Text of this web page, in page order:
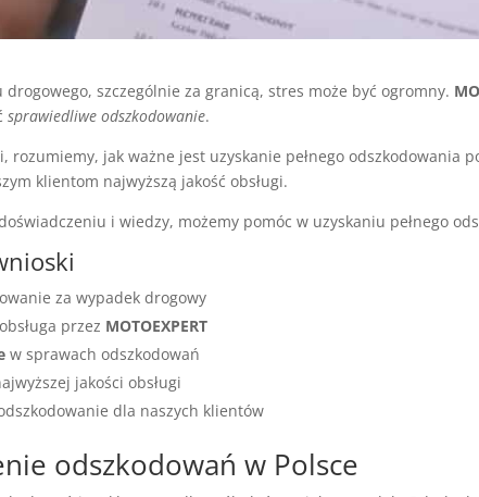
drogowego, szczególnie za granicą, stres może być ogromny.
sprawiedliwe odszkodowanie.
rozumiemy, jak ważne jest uzyskanie pełnego odszkodowania
klientom najwyższą jakość obsługi.
i wiedzy, możemy pomóc w uzyskaniu pełnego
za wypadek drogowy
przez MOTOEXPERT
w sprawach odszkodowań
jakości obsługi
dla naszych klientów
odszkodowań w Polsce